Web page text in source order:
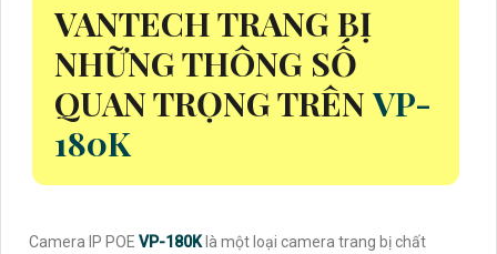
VANTECH TRANG BỊ
NHỮNG THÔNG SỐ
QUAN TRỌNG TRÊNVP-
180K
Camera IP POE VP-180K là một loại camera trang bị chất